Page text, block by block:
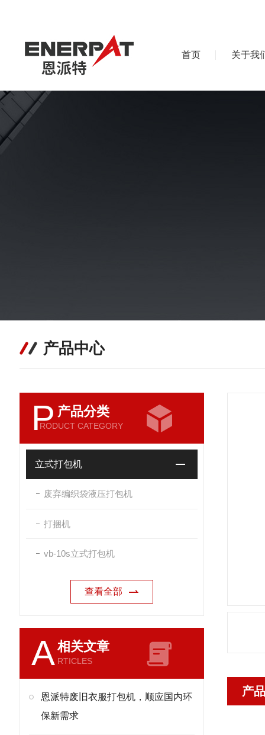
首页 关于我
产品中心
P 产品分类
RODUCT CATEGORY
立式打包机
废弃编织袋液压打包机
打捆机
vb-10s立式打包机
查看全部
A相关文章
RTICLES
恩派特废旧衣服打包机，顺应国内环
保新需求
产